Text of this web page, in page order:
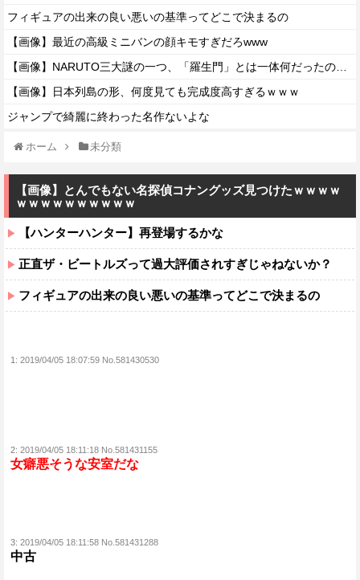
フィギュアの出来の良い悪いの基準ってどこで決まるの
【画像】最近の高級ミニバンの顔キモすぎだろwww
【画像】日本列島の形、何度見ても完成度高すぎるｗｗｗ
ジャンプで綺麗に終わった名作ないよな
ホーム 未分類
【画像】とんでもない名探偵コナングッズ見つけたｗｗｗｗ
ｗｗｗｗｗｗｗｗｗｗ
【ハンターハンター】再登場するかな
正直ザ・ビートルズって過大評価されすぎじゃねないか？
フィギュアの出来の良い悪いの基準ってどこで決まるの
1: 2019/04/05 18:07:59 No.581430530
2: 2019/04/05 18:11:18 No.581431155
女癖悪そうな安室だな
3: 2019/04/05 18:11:58 No.581431288
中古